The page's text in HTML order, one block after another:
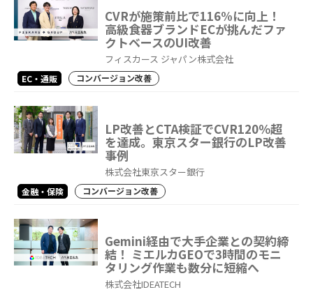
CVRが施策前比で116%に向上！
高級食器ブランドECが挑んだファ
クトベースのUI改善
フィスカース ジャパン株式会社
EC・通販 コンバージョン改善
LP改善とCTA検証でCVR120％超
を達成。東京スター銀行のLP改善
事例
株式会社東京スター銀行
金融・保険 コンバージョン改善
Gemini経由で大手企業との契約締
結！ ミエルカGEOで3時間のモニ
タリング作業も数分に短縮へ
株式会社IDEATECH